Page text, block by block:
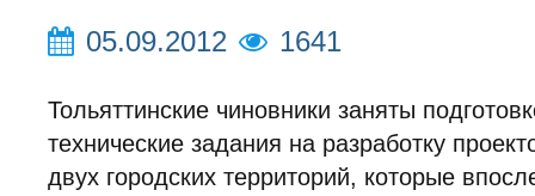
05.09.2012 1641
Тольяттинские чиновники заняты
технические задания на разработку
двух городских территорий, которые